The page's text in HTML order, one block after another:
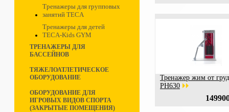
Тренажеры для групповых
занятий TECA
Тренажеры для детей
TECA-Kids GYM
ТРЕНАЖЕРЫ ДЛЯ
БАССЕЙНОВ
ТЯЖЕЛОАТЛЕТИЧЕСКОЕ
ОБОРУДОВАНИЕ
ОБОРУДОВАНИЕ ДЛЯ
ИГРОВЫХ ВИДОВ СПОРТА
(ЗАКРЫТЫЕ ПОМЕЩЕНИЯ)
Тренажер жим от
PH630